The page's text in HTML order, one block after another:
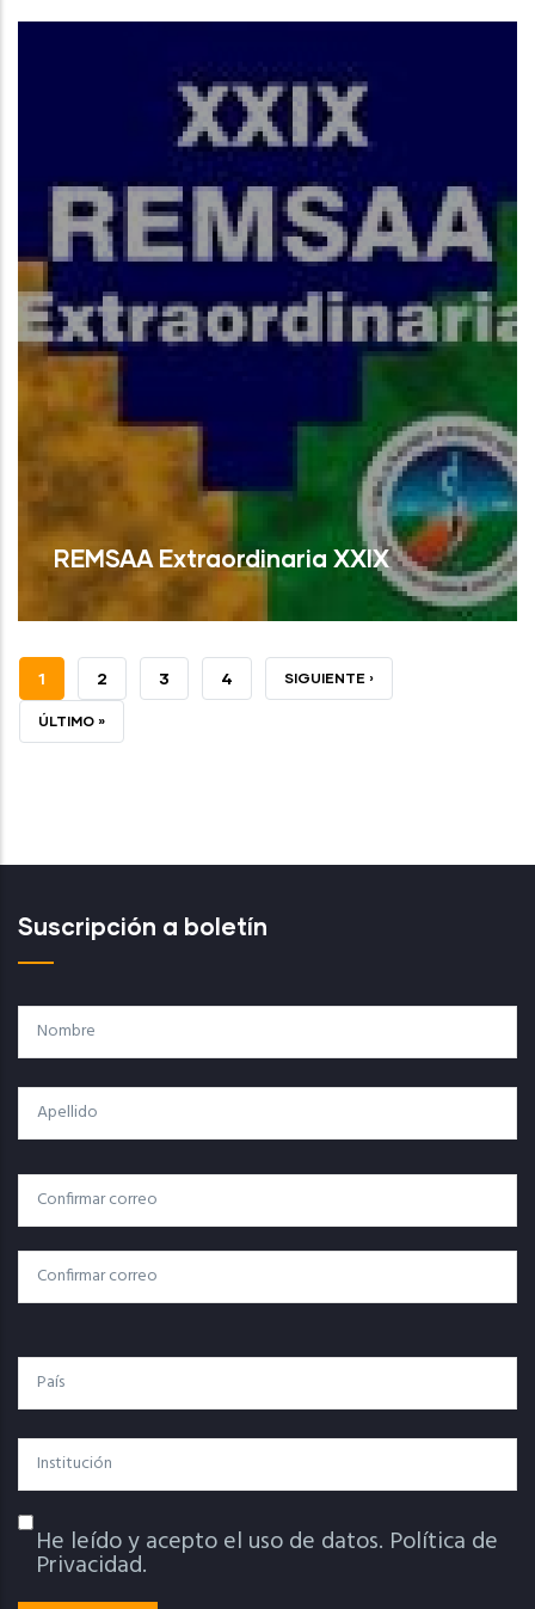
REMSAA Extraordinaria XXIX
Read More
PÁGINA
ACTUAL
1 PAGE
2 PAGE
3 PAGE
4 SIGUIENTE
SIGUIENTE ›
ÚLTIMA
ÚLTIMO »
Suscripción a boletín
Nombre
Apellido
Correo
Electrónico
Correo Electrónico
Confirmar Correo
País
Institución
Política De Privacidad
He leído y acepto el uso de datos. Política de
Privacidad.